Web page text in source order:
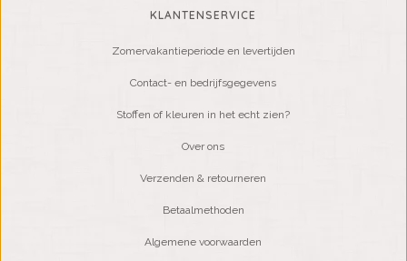
KLANTENSERVICE
Zomervakantieperiode en levertijden
Contact- en bedrijfsgegevens
Stoffen of kleuren in het echt zien?
Over ons
Verzenden & retourneren
Betaalmethoden
Algemene voorwaarden